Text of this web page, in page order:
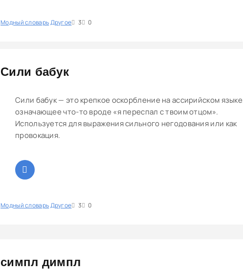
Модный словарьДругое 3 0
1 2 3 4 5
Сили бабук
Сили бабук — это крепкое оскорбление на ассирийском
означающее что-то вроде «я переспал с твоим отцом».
Используется для выражения сильного негодования или как
провокация.
Модный словарьДругое 3 0
1 2 3 4 5
симпл димпл